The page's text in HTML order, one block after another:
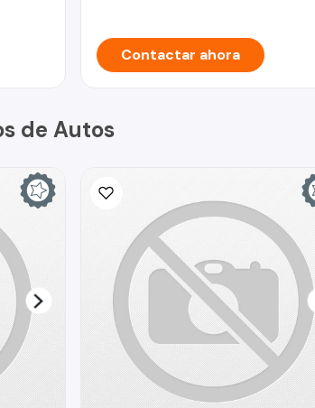
Contactar ahora
de Autos